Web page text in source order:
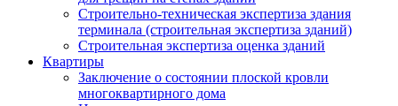
Строительно-техническая экспертиза здания
терминала (строительная экспертиза зданий)
Строительная экспертиза оценка зданий
Квартиры
Заключение о состоянии плоской кровли
многоквартирного дома